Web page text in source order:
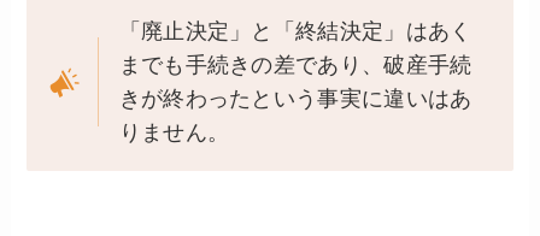
「廃止決定」と「終結決定」はあく
までも手続きの差であり、破産手続
きが終わったという事実に違いはあ
りません。